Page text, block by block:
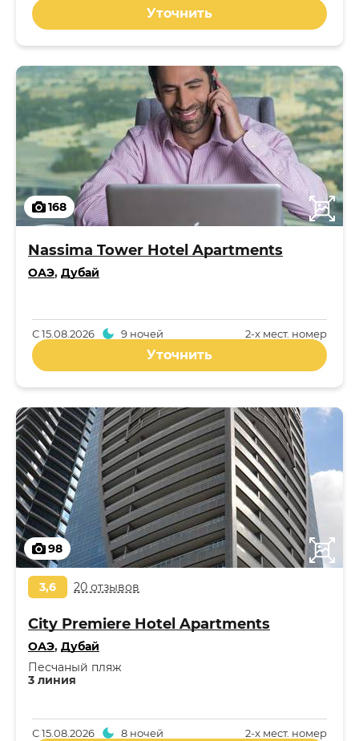
Уточнить
168
Nassima Tower Hotel Apartments
ОАЭ, Дубай
2-x мест. номер
С15.08.2026 9 ночей
Уточнить
98
3,6 20 отзывов
City Premiere Hotel Apartments
ОАЭ, Дубай
3 линия
Песчаный пляж
2-x мест. номер
С15.08.2026 8 ночей